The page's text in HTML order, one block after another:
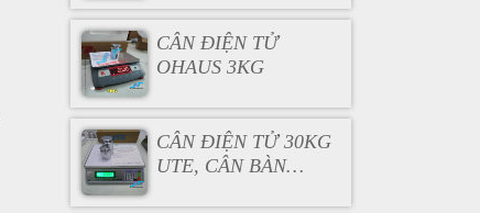
CÂN ĐIỆN TỬ
OHAUS 3KG
CÂN ĐIỆN TỬ 30KG
UTE, CÂN BÀN